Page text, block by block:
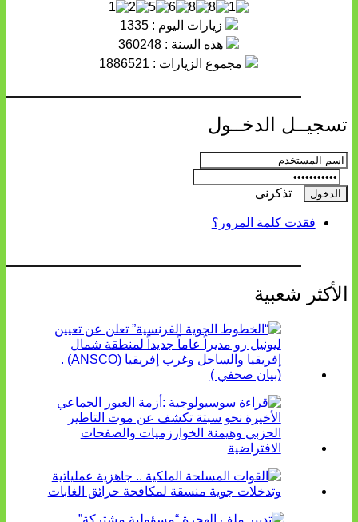
زيارات اليوم : 1335
هذه السنة : 360248
مجموع الزيارات : 1886521
تسجيــل الدخــول
تذكرنى
فقدت كلمة المرور؟
الأكثر شعبية